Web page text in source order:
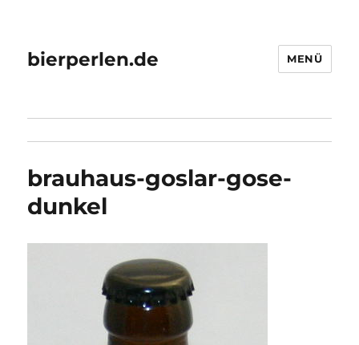
bierperlen.de MENÜ
brauhaus-goslar-gose-
dunkel